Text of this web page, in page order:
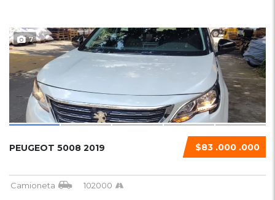
7
$83 .000 .000
PEUGEOT 5008 2019
Camioneta 102000